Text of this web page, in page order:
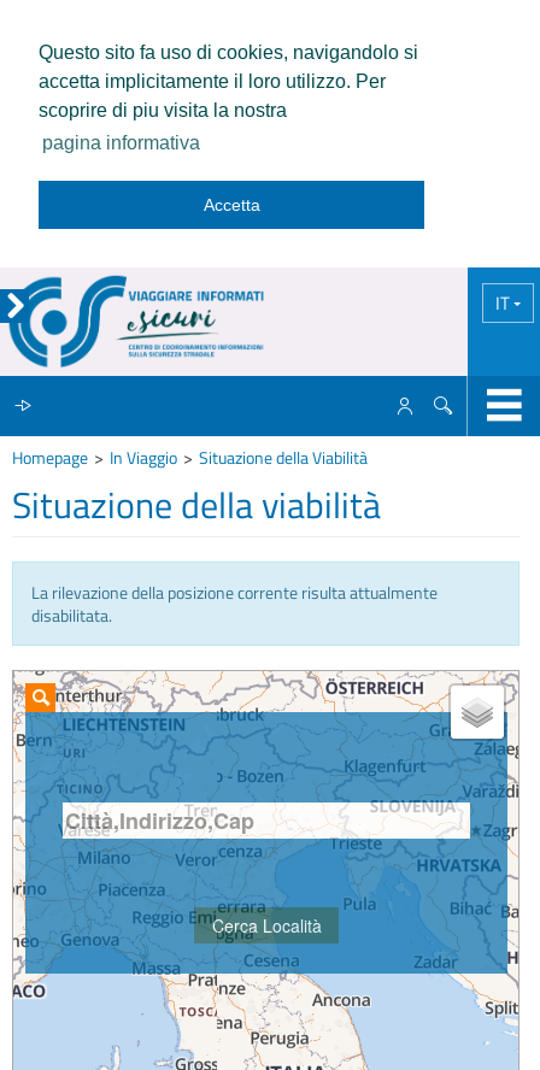
Questo sito fa uso di cookies, navigandolo si
accetta implicitamente il loro utilizzo. Per
scoprire di piu visita la nostra
pagina informativa
Accetta
IT
IL CCISS
INFO E MEDIA
IN VIAGGIO
Homepage In Viaggio Situazione della Viabilità
Situazione della viabilità
La rilevazione della posizione corrente risulta attualmente
disabilitata.